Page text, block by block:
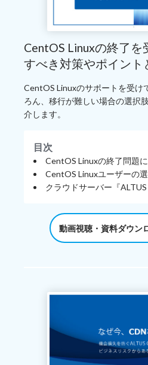
CentOS Linuxの終了
すべき対策やポイント
CentOS Linuxのサポートを受け
ろん、移行が難しい場合の選択
介します。
目次
CentOS Linuxの終了問題
CentOS Linuxユーザーの
クラウドサーバー『
動画視聴・資料ダウン